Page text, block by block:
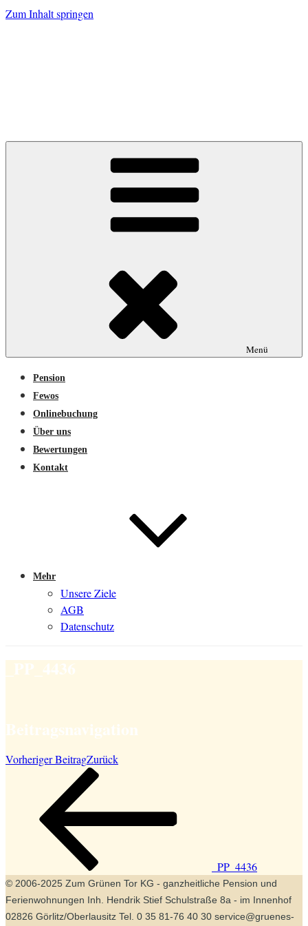
Zum Inhalt springen
Menü
Pension
Fewos
Onlinebuchung
Über uns
Bewertungen
Kontakt
Mehr
Unsere Ziele
AGB
Datenschutz
_PP_4436
Beitragsnavigation
Vorheriger BeitragZurück
_PP_4436
© 2006-2025 Zum Grünen Tor KG - ganzheitliche Pension und
Ferienwohnungen Inh. Hendrik Stief Schulstraße 8a - im Innenhof
02826 Görlitz/Oberlausitz Tel. 0 35 81-76 40 30 service@gruenes-